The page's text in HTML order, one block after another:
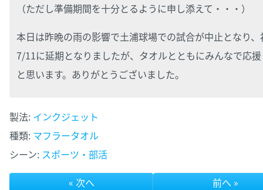
（ただし準備期間を十分とるように申し添えて・・・）
本日は昨晩の雨の影響で土浦球場での試合が中止となり
7/11に延期となりましたが、タオルとともにみんなで応
と思います。ありがとうございました。
製法: インクジェット
種類: マフラータオル
シーン: スポーツ・部活
« 次へ
前へ »